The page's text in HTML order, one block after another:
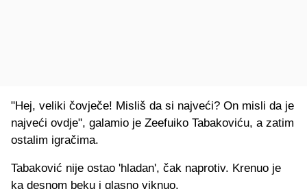
"Hej, veliki čovječe! Misliš da si najveći? On misli da je
najveći ovdje", galamio je Zeefuiko Tabakoviću, a zatim
ostalim igračima.
Tabaković nije ostao 'hladan', čak naprotiv. Krenuo je
ka desnom beku i glasno viknuo.